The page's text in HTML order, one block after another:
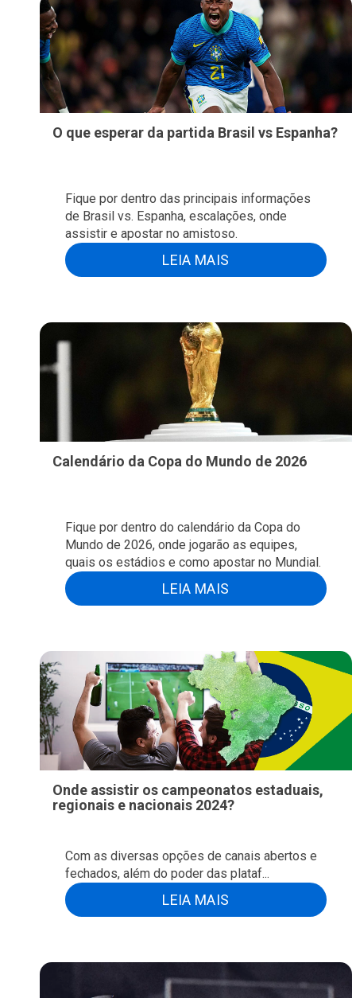
O que esperar da partida Brasil vs Espanha?
Fique por dentro das principais informações
de Brasil vs. Espanha, escalações, onde
assistir e apostar no amistoso.
LEIA MAIS
Calendário da Copa do Mundo de 2026
Fique por dentro do calendário da Copa do
Mundo de 2026, onde jogarão as equipes,
quais os estádios e como apostar no Mundial.
LEIA MAIS
Onde assistir os campeonatos estaduais,
regionais e nacionais 2024?
Com as diversas opções de canais abertos e
fechados, além do poder das plataf...
LEIA MAIS